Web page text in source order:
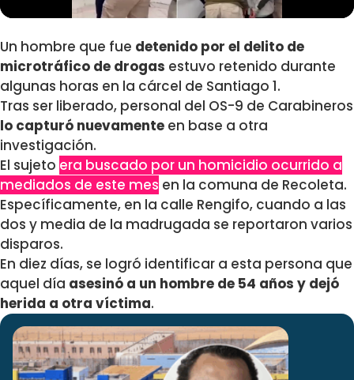
Un hombre que fue detenido por el delito de
microtráfico de drogas estuvo retenido durante
algunas horas en la cárcel de Santiago 1.
Tras ser liberado, personal del OS-9 de Carabineros
lo capturó nuevamente en base a otra
investigación.
El sujeto era buscado por un homicidio ocurrido a
mediados de este mes en la comuna de Recoleta.
Específicamente, en la calle Rengifo, cuando a las
dos y media de la madrugada se reportaron varios
disparos.
En diez días, se logró identificar a esta persona que
aquel día asesinó a un hombre de 54 años y dejó
herida a otra víctima.